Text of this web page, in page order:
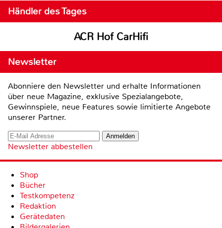
Händler des Tages
ACR Hof CarHifi
Newsletter
Abonniere den Newsletter und erhalte Informationen
über neue Magazine, exklusive Spezialangebote,
Gewinnspiele, neue Features sowie limitierte Angebote
unserer Partner.
Newsletter abbestellen
Shop
Bücher
Testkompetenz
Redaktion
Gerätedaten